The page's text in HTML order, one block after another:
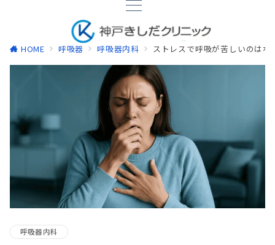
HOME 呼吸器 呼吸器内科 ストレスで呼吸が苦しいのは
呼吸器内科